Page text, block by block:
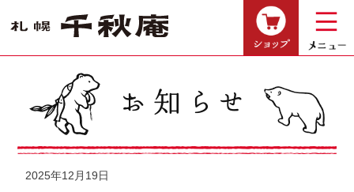
ショップ
2025年12月19日